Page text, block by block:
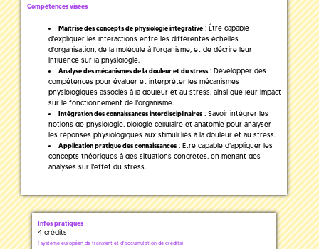
Compétences visées
Maîtrise des concepts de physiologie intégrative : Être capable
d'expliquer les interactions entre les différentes échelles
d'organisation, de la molécule à l'organisme, et de décrire leur
influence sur la physiologie.
Analyse des mécanismes de la douleur et du stress : Développer des
compétences pour évaluer et interpréter les mécanismes
physiologiques associés à la douleur et au stress, ainsi que leur impact
sur le fonctionnement de l'organisme.
Intégration des connaissances interdisciplinaires : Savoir intégrer les
notions de physiologie, biologie cellulaire et anatomie pour analyser
les réponses physiologiques aux stimuli liés à la douleur et au stress.
Application pratique des connaissances : Être capable d'appliquer les
concepts théoriques à des situations concrètes, en menant des
analyses sur l'effet du stress.
Infos pratiques
4 crédits
( système européen de transfert et d'accumulation de crédits)